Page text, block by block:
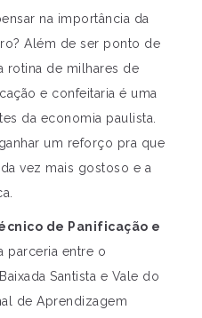
na importância da
Além de ser ponto de
rotina de milhares de
e confeitaria é uma
da economia paulista.
um reforço pra que
vez mais gostoso e a
de Panificação e
parceria entre o
Santista e Vale do
de Aprendizagem